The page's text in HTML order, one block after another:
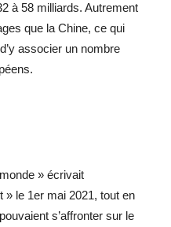
à 58 milliards. Autrement
que la Chine, ce qui
associer un nombre
» écrivait
» le 1er mai 2021, tout en
s’affronter sur le